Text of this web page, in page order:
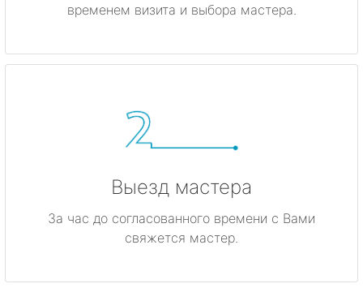
временем визита и выбора мастера.
Выезд мастера
За час до согласованного времени с Вами
свяжется мастер.